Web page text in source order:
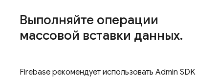
Выполняйте операции
массовой вставки данных.
Firebase рекомендует использовать Admin SDK